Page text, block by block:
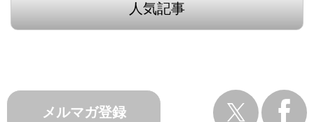
人気記事
メルマガ登録